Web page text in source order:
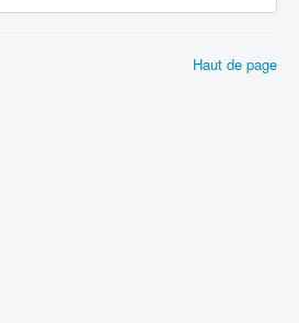
Haut de page